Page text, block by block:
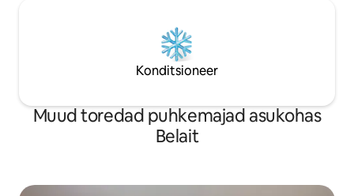
Konditsioneer
Muud toredad puhkemajad asukohas
Belait